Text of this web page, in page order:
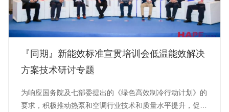
『同期』新能效标准宣贯培训会低温能效解决
方案技术研讨专题
为响应国务院及七部委提出的《绿色高效制冷行动计划》的
要求，积极推动热泵和空调行业技术和质量水平提升，促进